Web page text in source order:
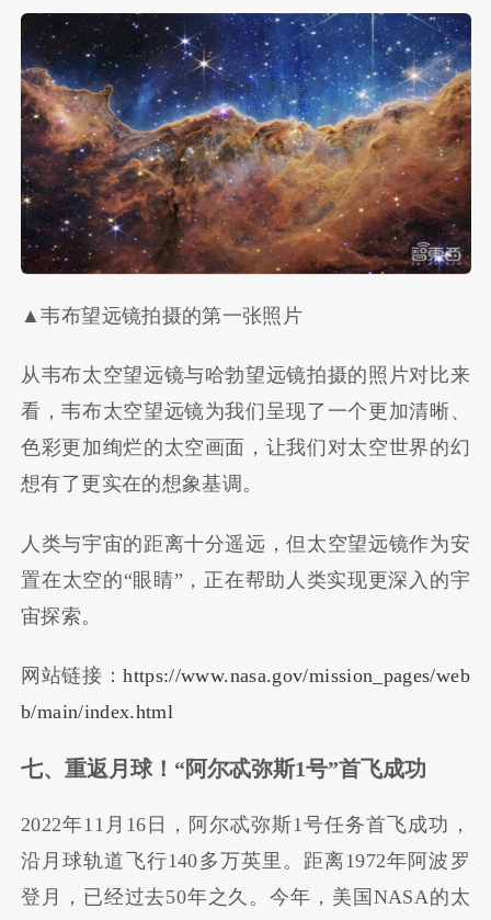
▲韦布望远镜拍摄的第一张照片
从韦布太空望远镜与哈勃望远镜拍摄的照片对比来
看，韦布太空望远镜为我们呈现了一个更加清晰、
色彩更加绚烂的太空画面，让我们对太空世界的幻
想有了更实在的想象基调。
人类与宇宙的距离十分遥远，但太空望远镜作为安
置在太空的“眼睛”，正在帮助人类实现更深入的宇
宙探索。
网站链接：https://www.nasa.gov/mission_pages/web
b/main/index.html
七、重返月球！ “阿尔忒弥斯1号”首飞成功
2022年11月16日，阿尔忒弥斯1号任务首飞成功，
沿月球轨道飞行140多万英里。距离1972年阿波罗
登月，已经过去50年之久。今年，美国NASA的太